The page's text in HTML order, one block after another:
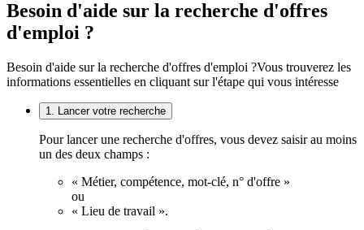
Besoin d'aide sur la recherche d'offres
d'emploi ?
Besoin d'aide sur la recherche d'offres d'emploi ?Vous trouverez les
informations essentielles en cliquant sur l'étape qui vous intéresse
1. Lancer votre recherche
Pour lancer une recherche d'offres, vous devez saisir au moins
un des deux champs :
« Métier, compétence, mot-clé, n° d'offre »
ou
« Lieu de travail ».